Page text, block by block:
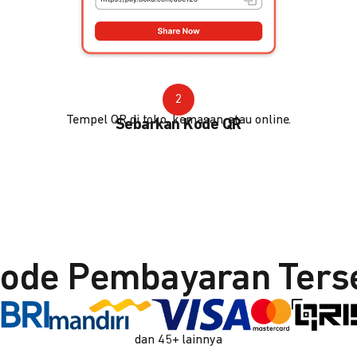
2
Sebarkan Kode QR
Tempel QR di toko, kemasan, atau online.
Pembayaran
dan 45+ lainnya